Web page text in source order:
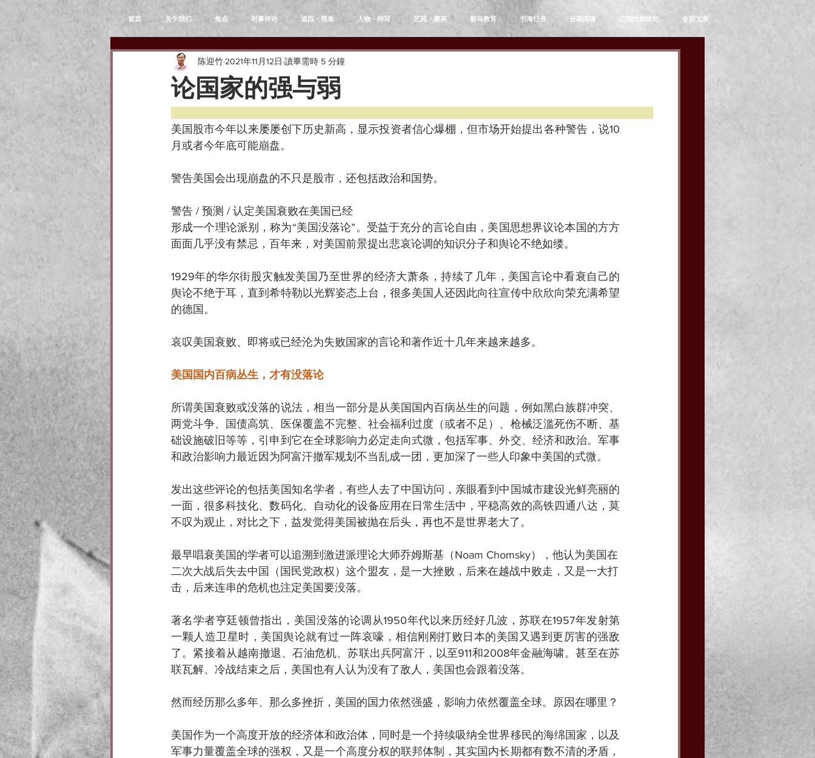
首页 关于我们 焦点 时事评论 追踪・视角 人物・特写 艺苑・掇英 新马教育 书海行舟 分期阅读 订阅怡和世纪 全部文章
论国家的强与弱
陈迎竹 2021年11月12日 讀畢需時 5 分鐘
美国股市今年以来屡屡创下历史新高，显示投资者信心爆棚，但市场开始提出各种警告，说10
月或者今年底可能崩盘。
警告美国会出现崩盘的不只是股市，还包括政治和国势。
警告 / 预测 / 认定美国衰败在美国已经
形成一个理论派别，称为“美国没落论”。受益于充分的言论自由，美国思想界议论本国的方方
面面几乎没有禁忌，百年来，对美国前景提出悲哀论调的知识分子和舆论不绝如缕。
1929年的华尔街股灾触发美国乃至世界的经济大萧条，持续了几年，美国言论中看衰自己的
舆论不绝于耳，直到希特勒以光辉姿态上台，很多美国人还因此向往宣传中欣欣向荣充满希望
的德国。
哀叹美国衰败、即将或已经沦为失败国家的言论和著作近十几年来越来越多。
美国国内百病丛生，才有没落论
所谓美国衰败或没落的说法，相当一部分是从美国国内百病丛生的问题，例如黑白族群冲突、
两党斗争、国债高筑、医保覆盖不完整、社会福利过度（或者不足）、枪械泛滥死伤不断、基
础设施破旧等等，引申到它在全球影响力必定走向式微，包括军事、外交、经济和政治。军事
和政治影响力最近因为阿富汗撤军规划不当乱成一团，更加深了一些人印象中美国的式微。
发出这些评论的包括美国知名学者，有些人去了中国访问，亲眼看到中国城市建设光鲜亮丽的
一面，很多科技化、数码化、自动化的设备应用在日常生活中，平稳高效的高铁四通八达，莫
不叹为观止，对比之下，益发觉得美国被抛在后头，再也不是世界老大了。
最早唱衰美国的学者可以追溯到激进派理论大师乔姆斯基（Noam Chomsky），他认为美国在
二次大战后失去中国（国民党政权）这个盟友，是一大挫败，后来在越战中败走，又是一大打
击，后来连串的危机也注定美国要没落。
著名学者亨廷顿曾指出，美国没落的论调从1950年代以来历经好几波，苏联在1957年发射第
一颗人造卫星时，美国舆论就有过一阵哀嚎，相信刚刚打败日本的美国又遇到更厉害的强敌
了。紧接着从越南撤退、石油危机、苏联出兵阿富汗，以至911和2008年金融海啸。甚至在苏
联瓦解、冷战结束之后，美国也有人认为没有了敌人，美国也会跟着没落。
然而经历那么多年、那么多挫折，美国的国力依然强盛，影响力依然覆盖全球。原因在哪里？
美国作为一个高度开放的经济体和政治体，同时是一个持续吸纳全世界移民的海绵国家，以及
军事力量覆盖全球的强权，又是一个高度分权的联邦体制，其实国内长期都有数不清的矛盾，